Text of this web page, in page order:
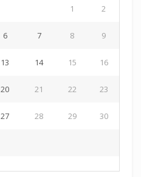
1 2
6 7 8 9
13 14 15 16
20 21 22 23
27 28 29 30